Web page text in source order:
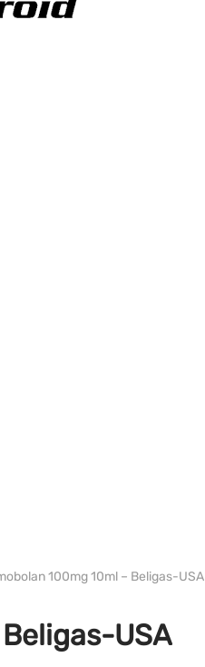
100mg 10ml – Beligas-USA
USA